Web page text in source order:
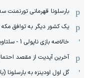
بارسلونا قهرمانی تورنمنت
یک کشور دیگر به توافق
خالاصه بازی ناپولی 1 - سلتاویگو 1
آخرین آپدیت از مقصد
گل اول اودینزه به بارسلونا